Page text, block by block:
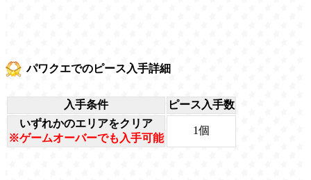
パワクエでのピース入手詳細
入手条件
ピース入手数
いずれかのエリアをクリア
※ゲームオーバーでも入手可能
1個